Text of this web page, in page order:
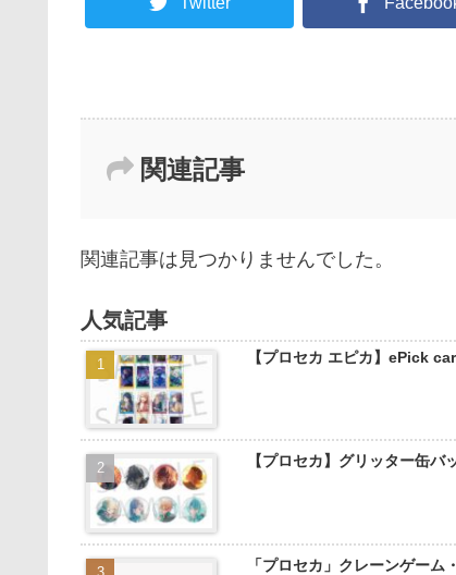
関連記事
関連記事は見つかりませんでした。
人気記事
【プロセカ エピカ】ePick
【プロセカ】グリッター缶
「プロセカ」クレーンゲーム